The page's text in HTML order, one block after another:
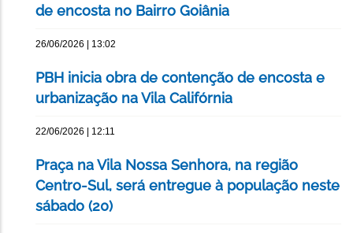
de encosta no Bairro Goiânia
26/06/2026 | 13:02
PBH inicia obra de contenção de encosta e
urbanização na Vila Califórnia
22/06/2026 | 12:11
Praça na Vila Nossa Senhora, na região
Centro-Sul, será entregue à população neste
sábado (20)